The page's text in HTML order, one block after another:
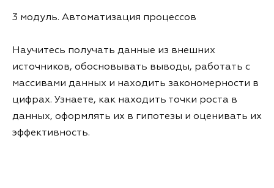
3 модуль. Автоматизация процессов
Научитесь получать данные из внешних
источников, обосновывать выводы, работать с
массивами данных и находить закономерности в
цифрах. Узнаете, как находить точки роста в
данных, оформлять их в гипотезы и оценивать их
эффективность.